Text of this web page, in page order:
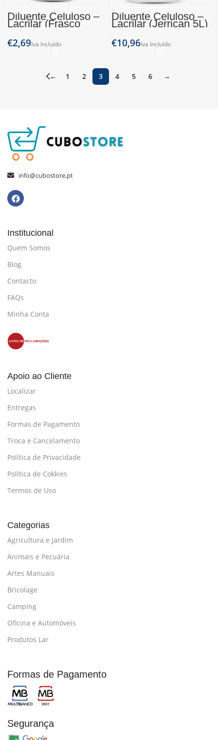
Diluente Celuloso –
Lacrilar (Frasco
500ml)
€
Diluente Celuloso –
Lacrilar (Jerrican 5L)
€
← 1 2 3 4 5 6 →
info@cubostore.pt
Institucional
Quem Somos
Blog
Contacto
FAQs
Minha Conta
Apoio ao Cliente
Localizar
Entregas
Formas de Pagamento
Troca e Cancelamento
Política de Privacidade
Política de Cokkies
Termos de Uso
Categorias
Agricultura e Jardim
Animais e Pecuária
Artes Manuais
Bricolage
Camping
Oficina e Automóveis
Produtos Lar
Formas de Pagamento
Segurança